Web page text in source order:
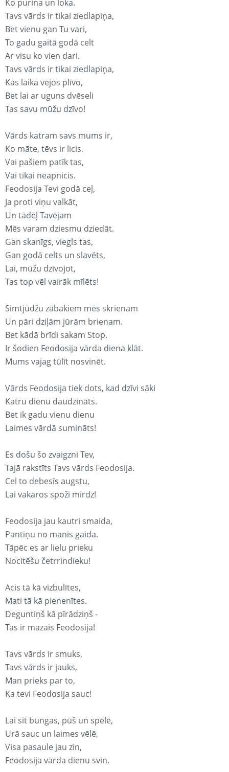
Ko purina un loka.
Tavs vārds ir tikai ziedlapiņa,
Bet vienu gan Tu vari,
To gadu gaitā godā celt
Ar visu ko vien dari.
Tavs vārds ir tikai ziedlapiņa,
Kas laika vējos plīvo,
Bet lai ar uguns dvēseli
Tas savu mūžu dzīvo!
Vārds katram savs mums ir,
Ko māte, tēvs ir licis.
Vai pašiem patīk tas,
Vai tikai neapnicis.
Feodosija Tevi godā ceļ,
Ja proti viņu valkāt,
Un tādēļ Tavējam
Mēs varam dziesmu dziedāt.
Gan skanīgs, viegls tas,
Gan godā celts un slavēts,
Lai, mūžu dzīvojot,
Tas top vēl vairāk mīlēts!
Simtjūdžu zābakiem mēs skrienam
Un pāri dziļām jūrām brienam.
Bet kādā brīdi sakam Stop.
Ir šodien Feodosija vārda diena klāt.
Mums vajag tūlīt nosvinēt.
Vārds Feodosija tiek dots, kad dzīvi sāki
Katru dienu daudzināts.
Bet ik gadu vienu dienu
Laimes vārdā sumināts!
Es došu šo zvaigzni Tev,
Tajā rakstīts Tavs vārds Feodosija.
Cel to debesīs augstu,
Lai vakaros spoži mirdz!
Feodosija jau kautri smaida,
Pantiņu no manis gaida.
Tāpēc es ar lielu prieku
Nocitēšu četrrindieku!
Acis tā kā vizbulītes,
Mati tā kā pienenītes.
Deguntiņš kā pīrādziņš -
Tas ir mazais Feodosija!
Tavs vārds ir smuks,
Tavs vārds ir jauks,
Man prieks par to,
Ka tevi Feodosija sauc!
Lai sit bungas, pūš un spēlē,
Urā sauc un laimes vēlē,
Visa pasaule jau zin,
Feodosija vārda dienu svin.